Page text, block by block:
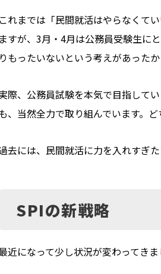
これまでは「民間就活はやらなくて
ますが、3月・4月は公務員受験生に
りもったいないという考えがあったか
際、公務員試験を本気で目指して
、当然全力で取り組んでいます。
去には、民間就活に力を入れすぎ
SPIの新戦略
近になって少し状況が変わってき